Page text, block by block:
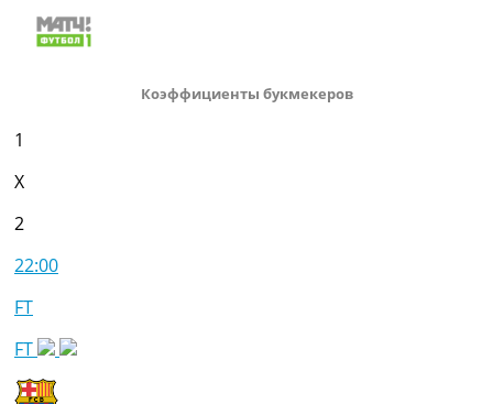
Коэффициенты букмекеров
1
X
2
22:00
FT
FT